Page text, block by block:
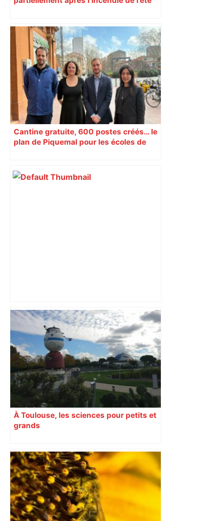
Cantine gratuite, 600 postes créés… le
plan de Piquemal pour les écoles de
Capilla en bleu ciel pour combien de
temps encore ? Toulouse et l'UBB aux
aguets – Rugbynistere
À Toulouse, les sciences pour petits et
grands